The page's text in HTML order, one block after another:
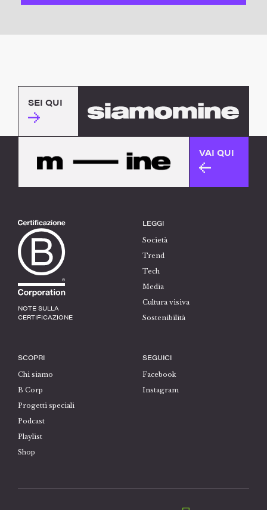
SEI QUI
VAI QUI
NOTE SULLA
CERTIFICAZIONE
LEGGI
Società
Trend
Tech
Media
Cultura visiva
Sostenibilità
SCOPRI
Chi siamo
B Corp
Progetti speciali
Podcast
Playlist
Shop
SEGUICI
Facebook
Instagram